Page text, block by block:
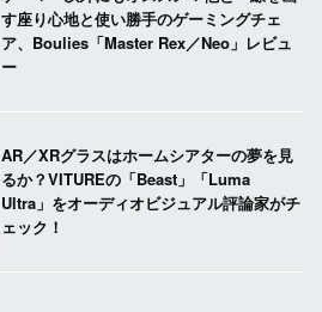
す座り心地と使い勝手のゲーミングチェ
ア、Boulies「Master Rex／Neo」レビュ
ー
AR／XRグラスはホームシアターの夢を見
るか？VITUREの「Beast」「Luma
Ultra」をオーディオビジュアル評論家がチ
ェック！